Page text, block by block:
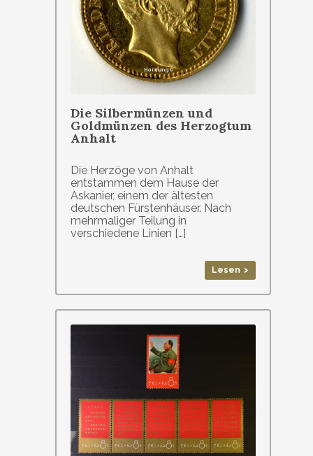
Die Silbermünzen und
Goldmünzen des Herzogtum
Anhalt
Die Herzöge von Anhalt
entstammen dem Hause der
Askanier, einem der ältesten
deutschen Fürstenhäuser. Nach
mehrmaliger Teilung in
verschiedene Linien […]
Lesen >